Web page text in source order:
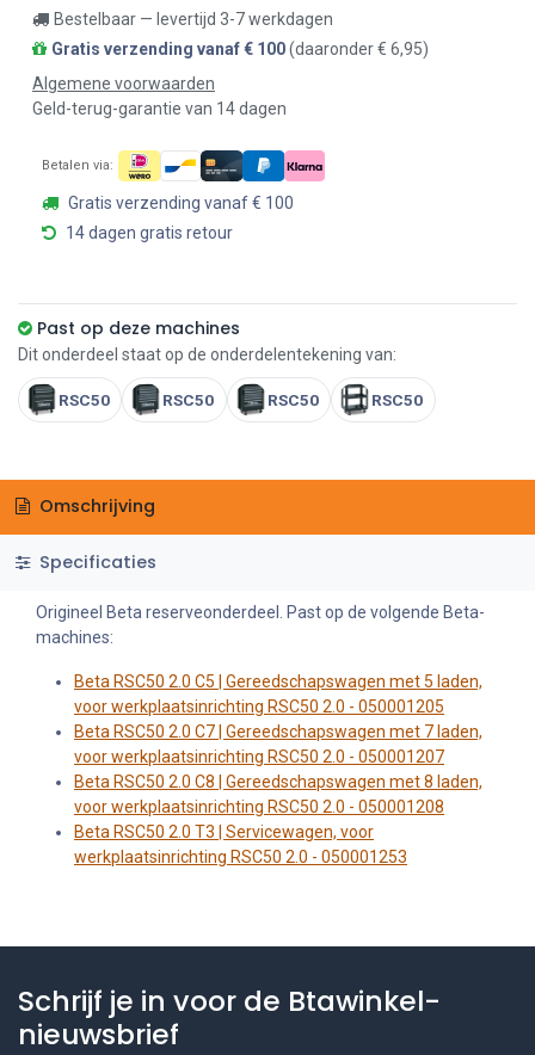
Bestelbaar — levertijd 3-7 werkdagen
Gratis verzending vanaf € 100(daaronder € 6,95)
Algemene voorwaarden
Geld-terug-garantie van 14 dagen
Betalen via:
Gratis verzending vanaf € 100
14 dagen gratis retour
Past op deze machines
Dit onderdeel staat op de onderdelentekening van:
RSC50 RSC50 RSC50 RSC50
Omschrijving
Specificaties
Origineel Beta reserveonderdeel. Past op de volgende Beta-
machines:
Beta RSC50 2.0 C5 | Gereedschapswagen met 5 laden,
voor werkplaatsinrichting RSC50 2.0 - 050001205
Beta RSC50 2.0 C7 | Gereedschapswagen met 7 laden,
voor werkplaatsinrichting RSC50 2.0 - 050001207
Beta RSC50 2.0 C8 | Gereedschapswagen met 8 laden,
voor werkplaatsinrichting RSC50 2.0 - 050001208
Beta RSC50 2.0 T3 | Servicewagen, voor
werkplaatsinrichting RSC50 2.0 - 050001253
Schrijf je in voor de Btawinkel-
nieuwsbrief